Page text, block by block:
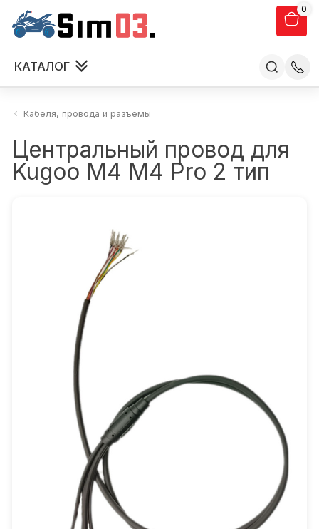
0
КАТАЛОГ
Кабеля, провода и разъёмы
Центральный провод для
Kugoo М4 M4 Pro 2 тип